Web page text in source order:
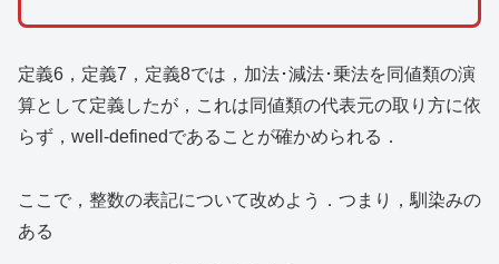
定義6，定義7，定義8では，加法･減法･乗法を同値類の演
算として定義したが，これは同値類の代表元の取り方に依
らず，well-definedであることが確かめられる．
ここで，整数の表記について改めよう．つまり，馴染みの
ある